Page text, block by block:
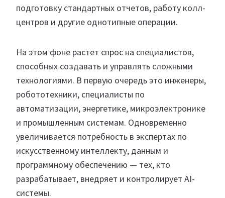
подготовку стандартных отчетов, работу колл-
центров и другие однотипные операции.
На этом фоне растет спрос на специалистов,
способных создавать и управлять сложными
технологиями. В первую очередь это инженеры,
робототехники, специалисты по
автоматизации, энергетике, микроэлектронике
и промышленным системам. Одновременно
увеличивается потребность в экспертах по
искусственному интеллекту, данным и
программному обеспечению — тех, кто
разрабатывает, внедряет и контролирует AI-
системы.